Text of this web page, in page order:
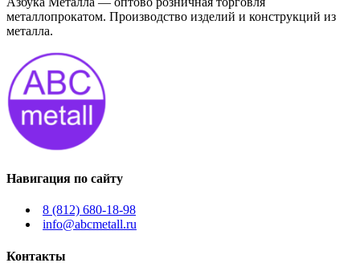
металлопрокатом. Производство изделий и конструкций из
металла.
Навигация по сайту
8 (812) 680-18-98
info@abcmetall.ru
Контакты